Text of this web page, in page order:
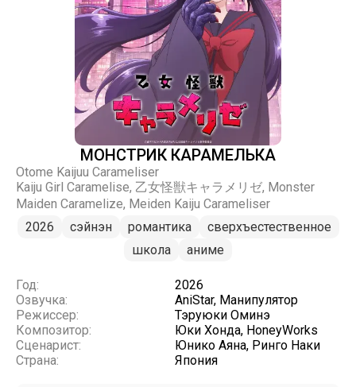
МОНСТРИК КАРАМЕЛЬКА
Otome Kaijuu Carameliser
Kaiju Girl Caramelise, 乙女怪獣キャラメリゼ, Monster
Maiden Caramelize, Meiden Kaiju Carameliser
2026
сэйнэн романтика
сверхъестественное
школа
аниме
Год:
2026
Озвучка:
AniStar, Манипулятор
Режиссер:
Тэруюки Оминэ
Композитор:
Юки Хонда, HoneyWorks
Сценарист:
Юнико Аяна, Ринго Наки
Страна:
Япония